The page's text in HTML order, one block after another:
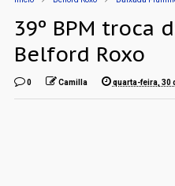
39º BPM troca
Belford Roxo
0 Camilla quarta-feira, 30